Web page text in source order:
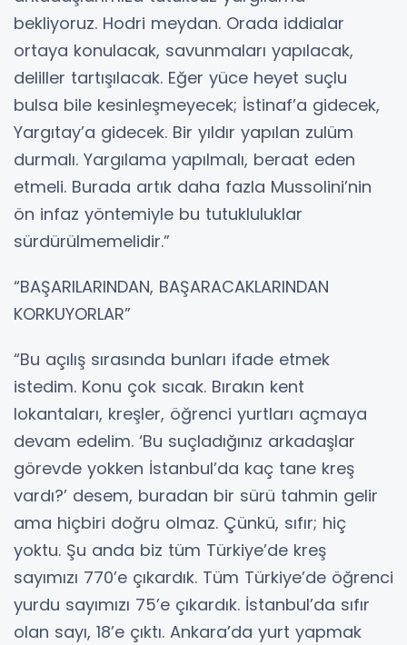
bekliyoruz. Hodri meydan. Orada iddialar
ortaya konulacak, savunmaları yapılacak,
deliller tartışılacak. Eğer yüce heyet suçlu
bulsa bile kesinleşmeyecek; İstinaf’a gidecek,
Yargıtay’a gidecek. Bir yıldır yapılan zulüm
durmalı. Yargılama yapılmalı, beraat eden
etmeli. Burada artık daha fazla Mussolini’nin
ön infaz yöntemiyle bu tutukluluklar
sürdürülmemelidir.”
“BAŞARILARINDAN, BAŞARACAKLARINDAN
KORKUYORLAR”
“Bu açılış sırasında bunları ifade etmek
istedim. Konu çok sıcak. Bırakın kent
lokantaları, kreşler, öğrenci yurtları açmaya
devam edelim. ‘Bu suçladığınız arkadaşlar
görevde yokken İstanbul’da kaç tane kreş
vardı?’ desem, buradan bir sürü tahmin gelir
ama hiçbiri doğru olmaz. Çünkü, sıfır; hiç
yoktu. Şu anda biz tüm Türkiye’de kreş
sayımızı 770’e çıkardık. Tüm Türkiye’de öğrenci
yurdu sayımızı 75’e çıkardık. İstanbul’da sıfır
olan sayı, 18’e çıktı. Ankara’da yurt yapmak